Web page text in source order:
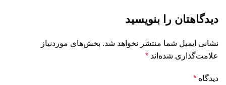
دیدگاهتان را بنویسید
نشانی ایمیل شما منتشر نخواهد شد. بخش‌های موردنیاز
علامت‌گذاری شده‌اند *
دیدگاه *